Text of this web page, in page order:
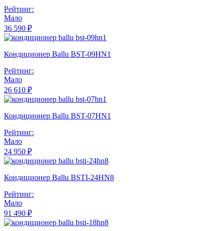
Рейтинг:
Мало
36 590 ₽
Кондиционер Ballu BST-09HN1
Рейтинг:
Мало
26 610 ₽
Кондиционер Ballu BST-07HN1
Рейтинг:
Мало
24 950 ₽
Кондиционер Ballu BSTI-24HN8
Рейтинг:
Мало
91 490 ₽